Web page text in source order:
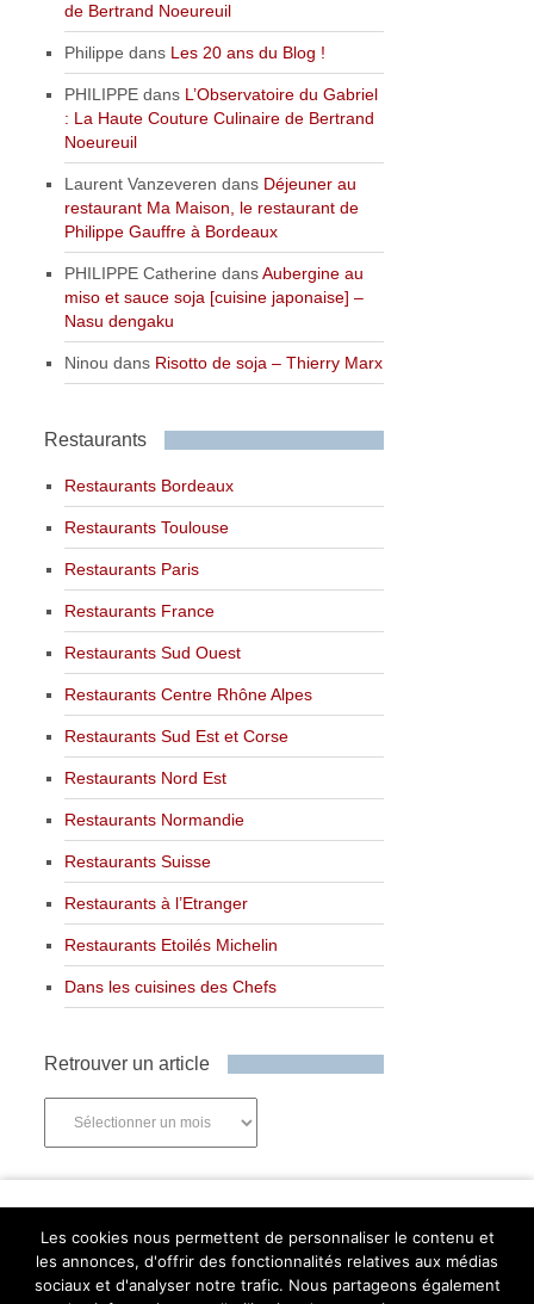
de Bertrand Noeureuil
Philippe dans Les 20 ans du Blog !
PHILIPPE dans L’Observatoire du Gabriel
: La Haute Couture Culinaire de Bertrand
Noeureuil
Laurent Vanzeveren dans Déjeuner au
restaurant Ma Maison, le restaurant de
Philippe Gauffre à Bordeaux
PHILIPPE Catherine dansAubergine au
miso et sauce soja [cuisine japonaise] –
Nasu dengaku
Ninou dans Risotto de soja – Thierry Marx
Restaurants
Restaurants Bordeaux
Restaurants Toulouse
Restaurants Paris
Restaurants France
Restaurants Sud Ouest
Restaurants Centre Rhône Alpes
Restaurants Sud Est et Corse
Restaurants Nord Est
Restaurants Normandie
Restaurants Suisse
Restaurants à l’Etranger
Restaurants Etoilés Michelin
Dans les cuisines des Chefs
Retrouver un article
Les cookies nous permettent de personnaliser le contenu et
les annonces, d'offrir des fonctionnalités relatives aux médias
sociaux et d'analyser notre trafic. Nous partageons également